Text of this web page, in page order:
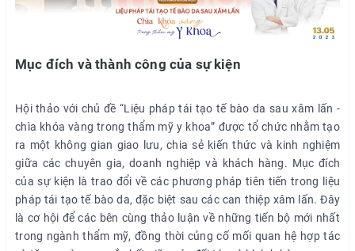
Mục đích và thành công của sự kiện
Hội thảo với chủ đề “Liệu pháp tái tạo tế bào da sau xâm lấn -
chìa khóa vàng trong thẩm mỹ y khoa” được tổ chức nhằm tạo
ra một không gian giao lưu, chia sẻ kiến thức và kinh nghiệm
giữa các chuyên gia, doanh nghiệp và khách hàng. Mục đích
của sự kiện là trao đổi về các phương pháp tiên tiến trong liệu
pháp tái tạo tế bào da, đặc biệt sau các can thiệp xâm lấn. Đây
là cơ hội để các bên cùng thảo luận về những tiến bộ mới nhất
trong ngành thẩm mỹ, đồng thời củng cố mối quan hệ hợp tác